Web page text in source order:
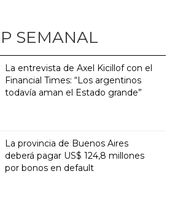
SEMANAL
La entrevista de Axel Kicillof con el
Financial Times: “Los argentinos
todavía aman el Estado grande”
La provincia de Buenos Aires
deberá pagar US$ 124,8 millones
por bonos en default